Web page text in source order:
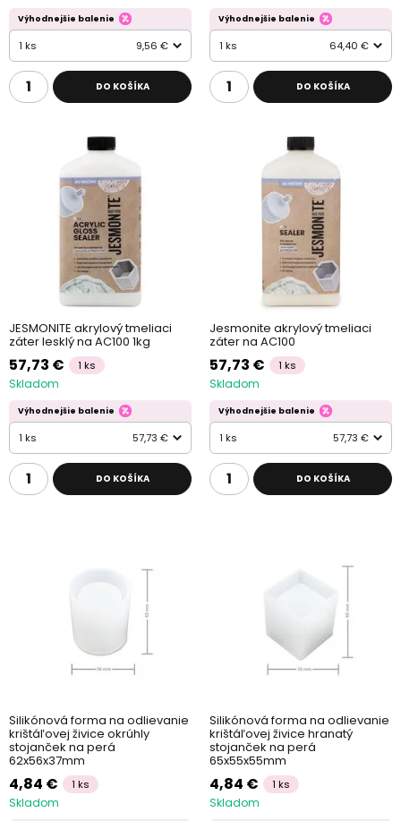
Výhodnejšie balenie
1 ks 9,56 €
DO KOŠÍKA
Výhodnejšie balenie
1 ks 64,40 €
DO KOŠÍKA
JESMONITE akrylový tmeliaci
záter lesklý na AC100 1kg
57,73 € 1 ks
Skladom
Výhodnejšie balenie
1 ks 57,73 €
DO KOŠÍKA
Jesmonite akrylový tmeliaci
záter na AC100
57,73 € 1 ks
Skladom
Výhodnejšie balenie
1 ks 57,73 €
DO KOŠÍKA
Silikónová forma na odlievanie
krištáľovej živice okrúhly
stojanček na perá
62x56x37mm
4,84 € 1 ks
Skladom
Silikónová forma na odlievanie
krištáľovej živice hranatý
stojanček na perá
65x55x55mm
4,84 € 1 ks
Skladom